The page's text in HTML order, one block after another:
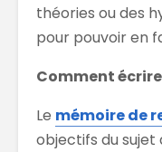
théories ou des
pour pouvoir en
Comment
Le mémoire de
objectifs du